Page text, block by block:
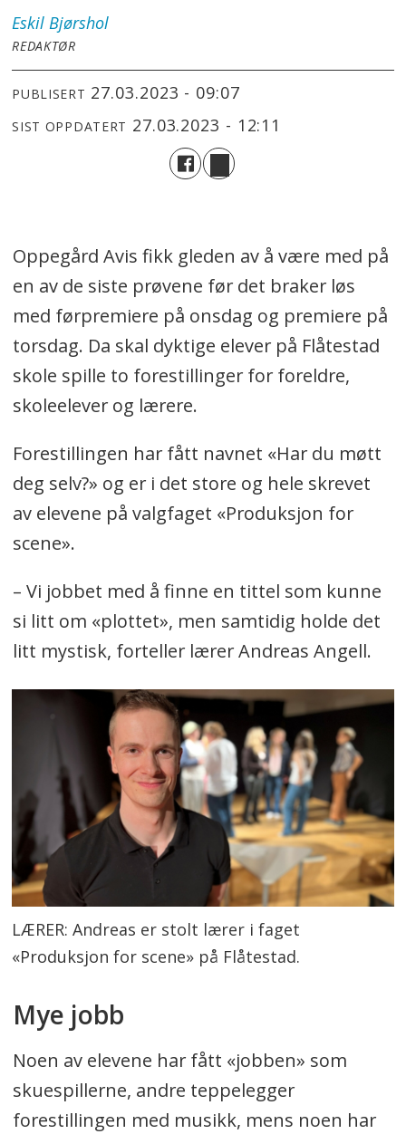
Eskil Bjørshol
REDAKTØR
PUBLISERT 27.03.2023 - 09:07
SIST OPPDATERT 27.03.2023 - 12:11
Oppegård Avis fikk gleden av å være med på
en av de siste prøvene før det braker løs
med førpremiere på onsdag og premiere på
torsdag. Da skal dyktige elever på Flåtestad
skole spille to forestillinger for foreldre,
skoleelever og lærere.
Forestillingen har fått navnet «Har du møtt
deg selv?» og er i det store og hele skrevet
av elevene på valgfaget «Produksjon for
scene».
– Vi jobbet med å finne en tittel som kunne
si litt om «plottet», men samtidig holde det
litt mystisk, forteller lærer Andreas Angell.
LÆRER: Andreas er stolt lærer i faget
«Produksjon for scene» på Flåtestad.
Mye jobb
Noen av elevene har fått «jobben» som
skuespillerne, andre teppelegger
forestillingen med musikk, mens noen har